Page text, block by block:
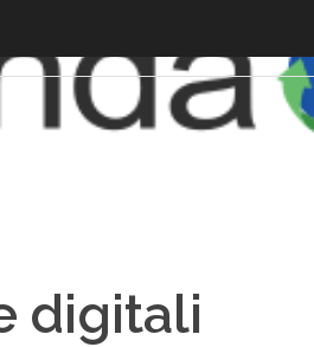
digitali